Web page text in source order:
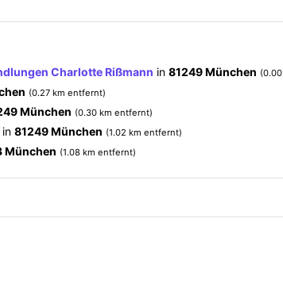
Charlotte Rißmann in 81249 München
(0.27 km entfernt)
München (0.30 km entfernt)
in 81249 München (1.02 km entfernt)
München (1.08 km entfernt)